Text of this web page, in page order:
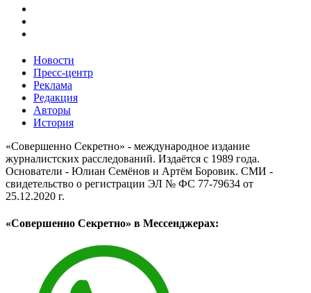
Новости
Пресс-центр
Реклама
Редакция
Авторы
История
«Совершенно Секретно» - международное издание
журналистских расследований. Издаётся с 1989 года.
Основатели - Юлиан Семёнов и Артём Боровик. CМИ -
свидетельство о регистрации ЭЛ № ФС 77-79634 от
25.12.2020 г.
«Совершенно Секретно» в Мессенджерах: